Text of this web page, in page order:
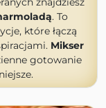
. To
które łączą
Mikser
gotowanie